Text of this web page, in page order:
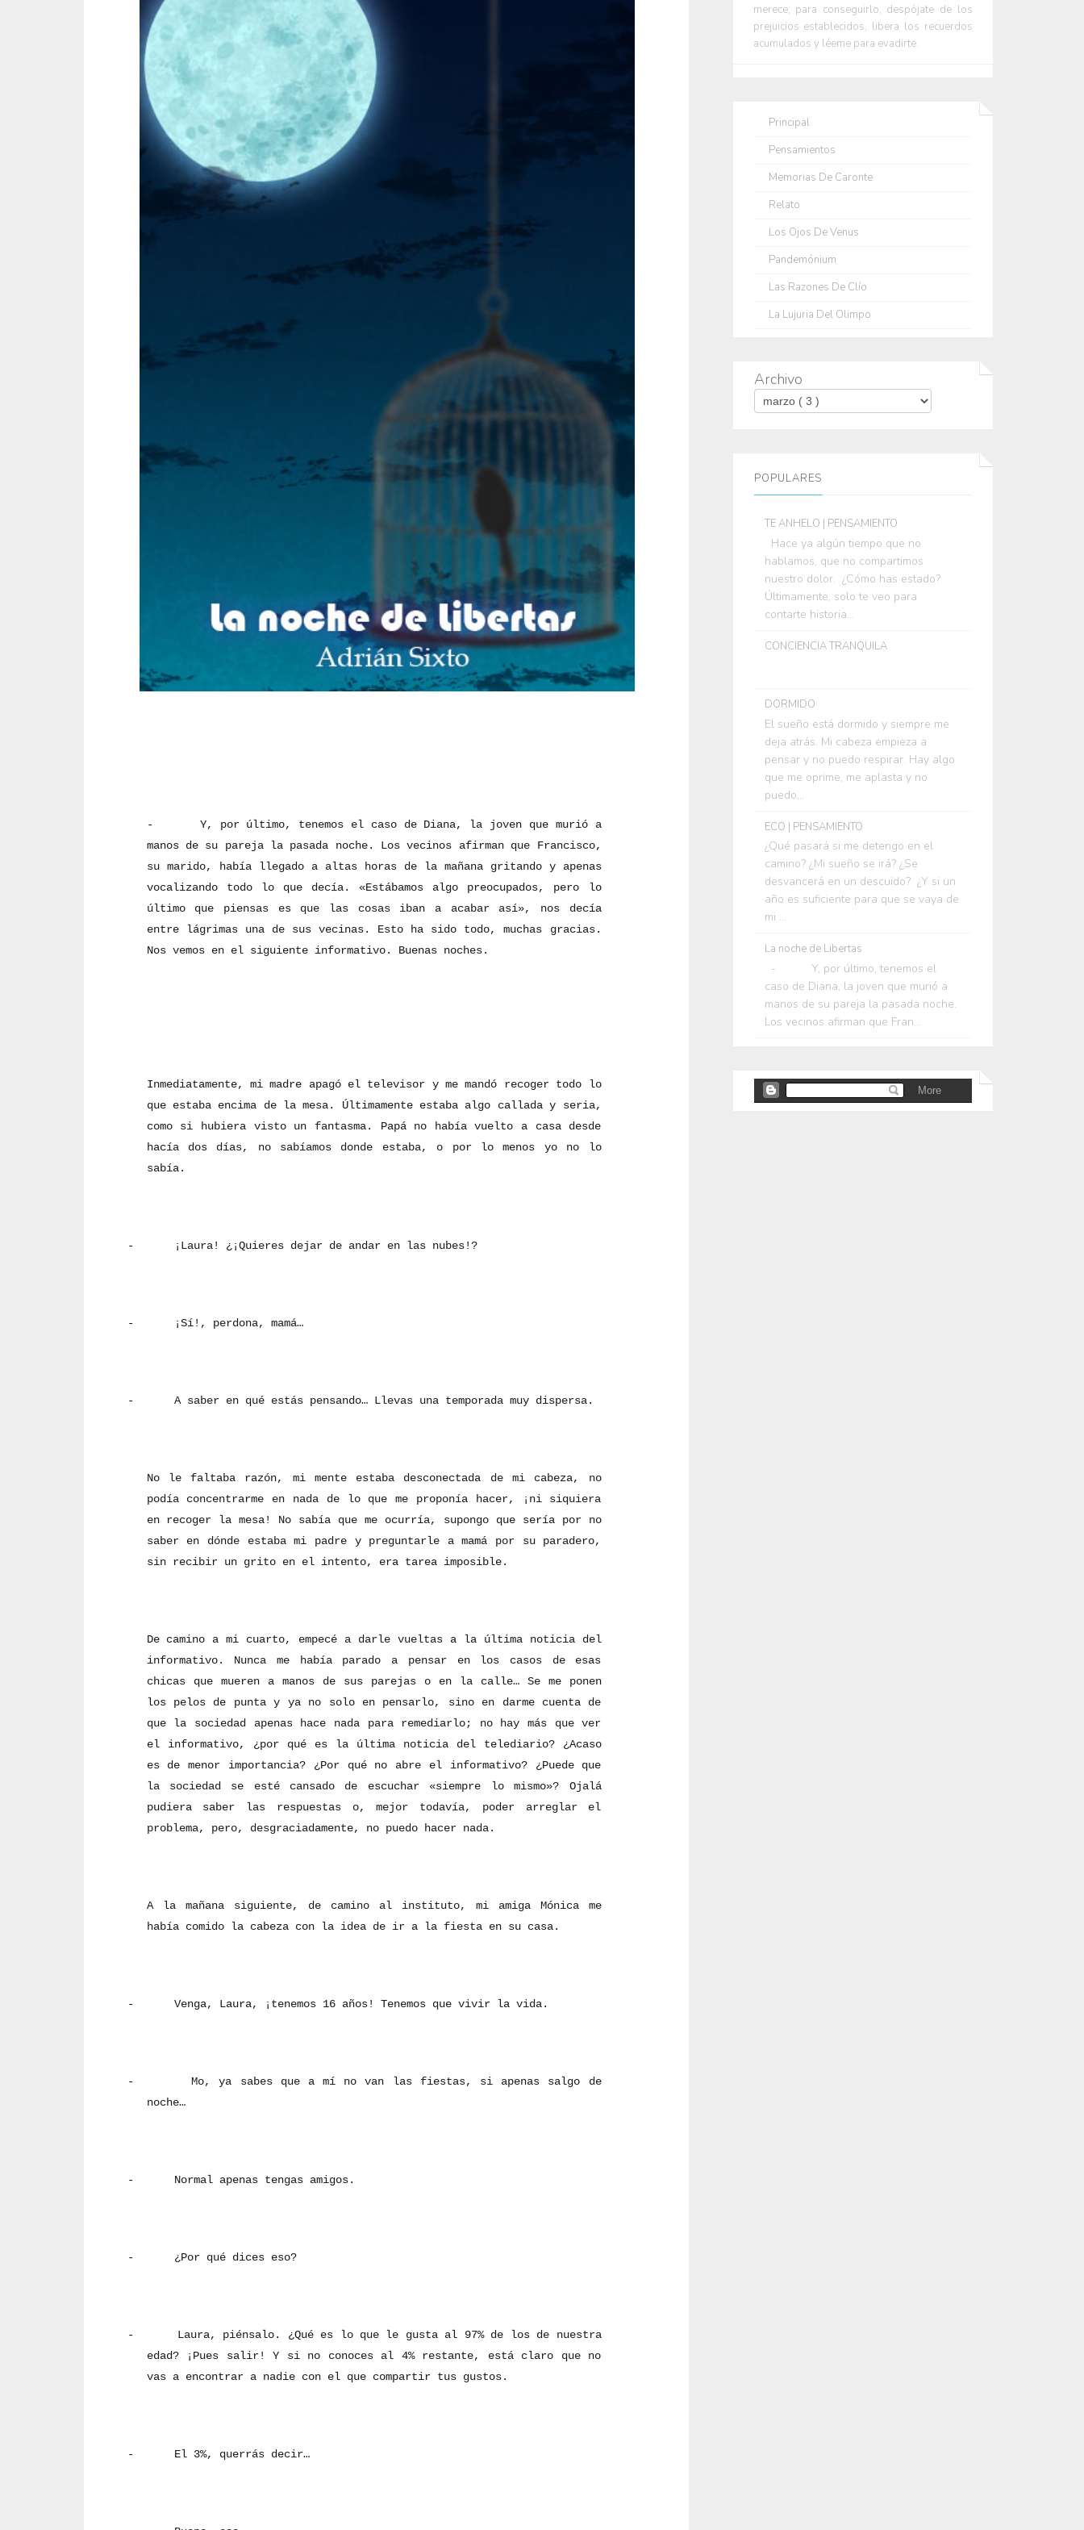
-
Y, por último, tenemos el caso de Diana, la joven que murió a
manos de su pareja la pasada noche. Los vecinos afirman que Francisco,
su marido, había llegado a altas horas de la mañana gritando y apenas
vocalizando todo lo que decía. «Estábamos algo preocupados, pero lo
último que piensas es que las cosas iban a acabar así», nos decía
entre lágrimas una de sus vecinas. Esto ha sido todo, muchas gracias.
Nos vemos en el siguiente informativo. Buenas noches.
Inmediatamente, mi madre apagó el televisor y me mandó recoger todo lo
que estaba encima de la mesa. Últimamente estaba algo callada y seria,
como si hubiera visto un fantasma. Papá no había vuelto a casa desde
hacía dos días, no sabíamos donde estaba, o por lo menos yo no lo
sabía.
- ¡Laura! ¿¡Quieres dejar de andar en las nubes!?
- ¡Sí!, perdona, mamá…
- A saber en qué estás pensando… Llevas una temporada muy dispersa.
No le faltaba razón, mi mente estaba desconectada de mi cabeza, no
podía concentrarme en nada de lo que me proponía hacer, ¡ni siquiera
en recoger la mesa! No sabía que me ocurría, supongo que sería por no
saber en dónde estaba mi padre y preguntarle a mamá por su paradero,
sin recibir un grito en el intento, era tarea imposible.
De camino a mi cuarto, empecé a darle vueltas a la última noticia del
informativo. Nunca me había parado a pensar en los casos de esas
chicas que mueren a manos de sus parejas o en la calle… Se me ponen
los pelos de punta y ya no solo en pensarlo, sino en darme cuenta de
que la sociedad apenas hace nada para remediarlo; no hay más que ver
el informativo, ¿por qué es la última noticia del telediario? ¿Acaso
es de menor importancia? ¿Por qué no abre el informativo? ¿Puede que
la sociedad se esté cansado de escuchar «siempre lo mismo»? Ojalá
pudiera saber las respuestas o, mejor todavía, poder arreglar el
problema, pero, desgraciadamente, no puedo hacer nada.
A la mañana siguiente, de camino al instituto, mi amiga Mónica me
había comido la cabeza con la idea de ir a la fiesta en su casa.
- Venga, Laura, ¡tenemos 16 años! Tenemos que vivir la vida.
-
Mo, ya sabes que a mí no van las fiestas, si apenas salgo de
noche…
- Normal apenas tengas amigos.
- ¿Por qué dices eso?
-
Laura, piénsalo. ¿Qué es lo que le gusta al 97% de los de nuestra
edad? ¡Pues salir! Y si no conoces al 4% restante, está claro que no
vas a encontrar a nadie con el que compartir tus gustos.
- El 3%, querrás decir…
merece; para conseguirlo, despójate de los
prejuicios establecidos, libera los recuerdos
acumulados y léeme para evadirte.
Principal
Pensamientos
Memorias De Caronte
Relato
Los Ojos De Venus
Pandemónium
Las Razones De Clío
La Lujuria Del Olimpo
Archivo
POPULARES
TE ANHELO | PENSAMIENTO
Hace ya algún tiempo que no
hablamos, que no compartimos
nuestro dolor. ¿Cómo has estado?
Últimamente, solo te veo para
contarte historia...
CONCIENCIA TRANQUILA
DORMIDO
El sueño está dormido y siempre me
deja atrás. Mi cabeza empieza a
pensar y no puedo respirar. Hay algo
que me oprime, me aplasta y no
puedo...
ECO | PENSAMIENTO
¿Qué pasará si me detengo en el
camino? ¿Mi sueño se irá? ¿Se
desvancerá en un descuido? ¿Y si un
año es suficiente para que se vaya de
mi ...
La noche de Libertas
- Y, por último, tenemos el
caso de Diana, la joven que murió a
manos de su pareja la pasada noche.
Los vecinos afirman que Fran...